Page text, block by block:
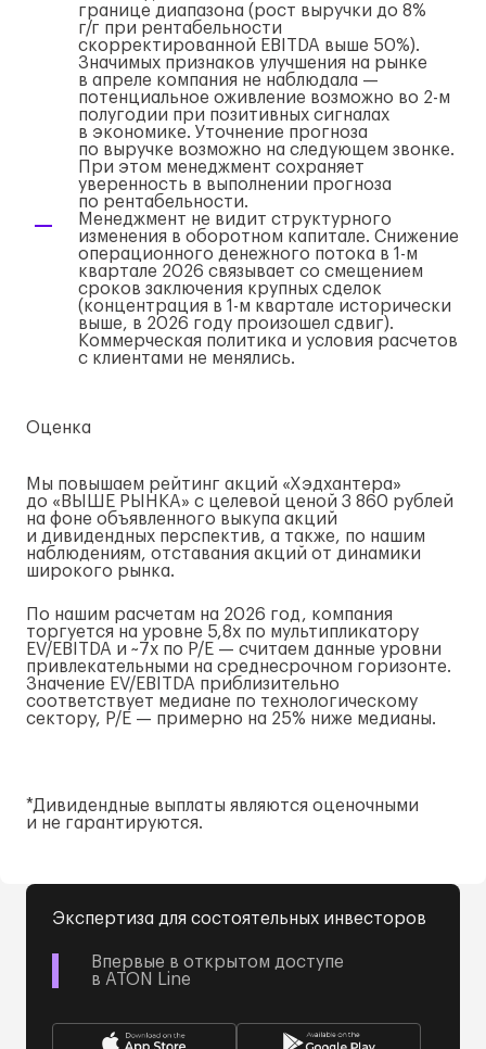
границе диапазона (рост выручки до 8%
г/г при рентабельности
скорректированной EBITDA выше 50%).
Значимых признаков улучшения на рынке
в апреле компания не наблюдала —
потенциальное оживление возможно во 2-м
полугодии при позитивных сигналах
в экономике. Уточнение прогноза
по выручке возможно на следующем звонке.
При этом менеджмент сохраняет
уверенность в выполнении прогноза
по рентабельности.
Менеджмент не видит структурного
изменения в оборотном капитале. Снижение
операционного денежного потока в 1-м
квартале 2026 связывает со смещением
сроков заключения крупных сделок
(концентрация в 1-м квартале исторически
выше, в 2026 году произошел сдвиг).
Коммерческая политика и условия расчетов
с клиентами не менялись.
Оценка
Мы повышаем рейтинг акций «Хэдхантера»
до «ВЫШЕ РЫНКА» с целевой ценой 3 860 рублей
на фоне объявленного выкупа акций
и дивидендных перспектив, а также, по нашим
наблюдениям, отставания акций от динамики
широкого рынка.
По нашим расчетам на 2026 год, компания
торгуется на уровне 5,8x по мультипликатору
EV/EBITDA и ~7x по P/E — считаем данные уровни
привлекательными на среднесрочном горизонте.
Значение EV/EBITDA приблизительно
соответствует медиане по технологическому
сектору, P/E — примерно на 25% ниже медианы.
*Дивидендные выплаты являются оценочными
и не гарантируются.
Экспертиза для состоятельных инвесторов
Впервые в открытом доступе
в ATON Line